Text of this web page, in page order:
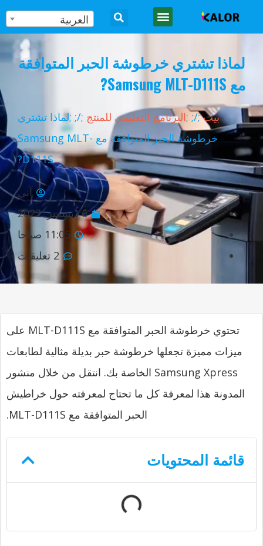
العربية
لماذا تشتري خرطوشة الحبر المتوافقة
مع Samsung MLT-D111S?
بيت ;
/
;
;البرنامج التعليمي للمنتج ;
/
; ;لماذا تشتري
خرطوشة الحبر المتوافقة مع Samsung MLT-
D111S?
آني
6 ديسمبر, 2022
11:05 صباحا
2 تعليقات
تحتوي خرطوشة الحبر المتوافقة مع MLT-D111S على
ميزات مميزة تجعلها خرطوشة حبر بديلة مثالية لطابعات
Samsung Xpress الخاصة بك. انتقل من خلال منشور
المدونة هذا لمعرفة كل ما تحتاج لمعرفته حول خراطيش
الحبر المتوافقة مع MLT-D111S.
قائمة المحتويات